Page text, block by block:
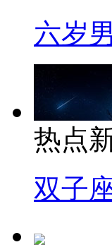
六岁
热点
双子